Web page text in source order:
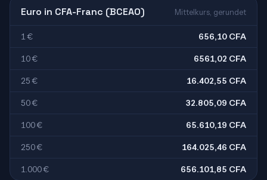
Euro in CFA-Franc (BCEAO) Mittelkurs, gerundet
1 € 656,10 CFA
10 € 6561,02 CFA
25 € 16.402,55 CFA
50 € 32.805,09 CFA
100 € 65.610,19 CFA
250 € 164.025,46 CFA
1.000 € 656.101,85 CFA